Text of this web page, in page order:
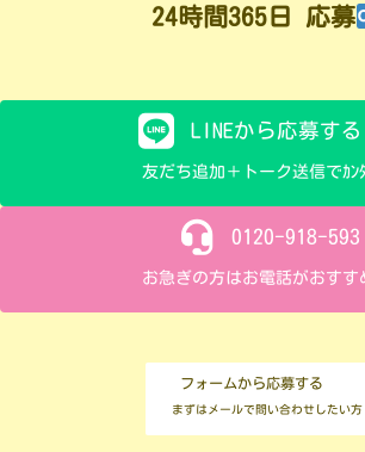
24時間365日 応募
LINEから応募する
友だち追加＋トーク送信でｶﾝ
0120-918-593
お急ぎの方はお電話がおすす
フォームから応募する
まずはメールで問い合わせしたい方